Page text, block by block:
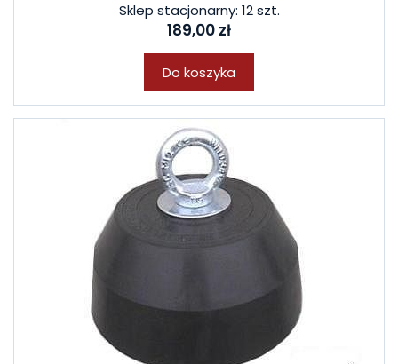
Sklep stacjonarny: 12 szt.
189,00 zł
Do koszyka